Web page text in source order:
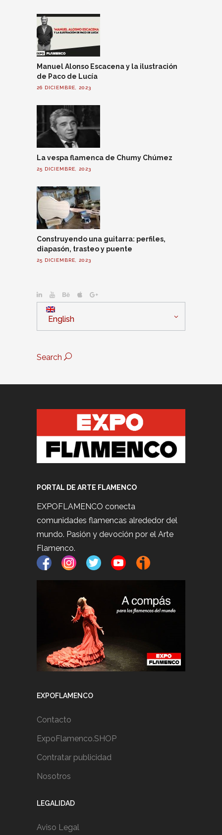
Manuel Alonso Escacena y la ilustración
de Paco de Lucía
26 DICIEMBRE, 2023
La vespa flamenca de Chumy Chúmez
25 DICIEMBRE, 2023
Construyendo una guitarra: perfiles,
diapasón, trasteo y puente
25 DICIEMBRE, 2023
English
Search
PORTAL DE ARTE FLAMENCO
EXPOFLAMENCO conecta
comunidades flamencas alrededor del
mundo. Pasión y devoción por el Arte
Flamenco.
EXPOFLAMENCO
Contacto
ExpoFlamenco.SHOP
Contratar publicidad
Nosotros
LEGALIDAD
Aviso Legal